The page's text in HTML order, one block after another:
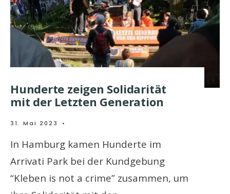
Hunderte zeigen Solidarität
mit der Letzten Generation
31. Mai 2023 •
In Hamburg kamen Hunderte im
Arrivati Park bei der Kundgebung
“Kleben is not a crime” zusammen, um